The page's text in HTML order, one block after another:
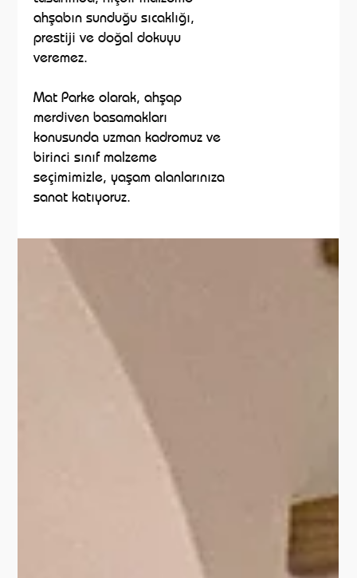
ahşabın sunduğu sıcaklığı,
prestiji ve doğal dokuyu
veremez.
Mat Parke olarak, ahşap
merdiven basamakları
konusunda uzman kadromuz ve
birinci sınıf malzeme
seçimimizle, yaşam alanlarınıza
sanat katıyoruz.